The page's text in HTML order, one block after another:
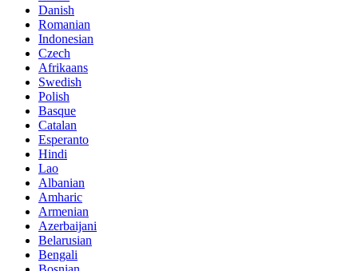
Danish
Romanian
Indonesian
Czech
Afrikaans
Swedish
Polish
Basque
Catalan
Esperanto
Hindi
Lao
Albanian
Amharic
Armenian
Azerbaijani
Belarusian
Bengali